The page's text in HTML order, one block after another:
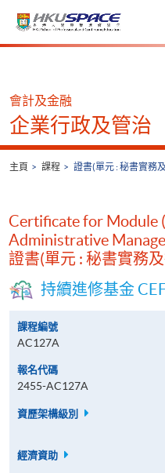
Main
會計及金融
企業行政及管治
主頁 課程 證書(單元 : 秘書實務
Certificate for Module
Administrative
證書(單元 : 秘書實務
持續進修基金
課程編號
AC127A
報名代碼
2455-AC127A
資歷架構級別
經濟資助